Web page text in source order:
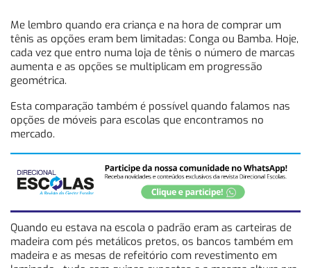
Me lembro quando era criança e na hora de comprar um
tênis as opções eram bem limitadas: Conga ou Bamba. Hoje,
cada vez que entro numa loja de tênis o número de marcas
aumenta e as opções se multiplicam em progressão
geométrica.
Esta comparação também é possível quando falamos nas
opções de móveis para escolas que encontramos no
mercado.
Quando eu estava na escola o padrão eram as carteiras de
madeira com pés metálicos pretos, os bancos também em
madeira e as mesas de refeitório com revestimento em